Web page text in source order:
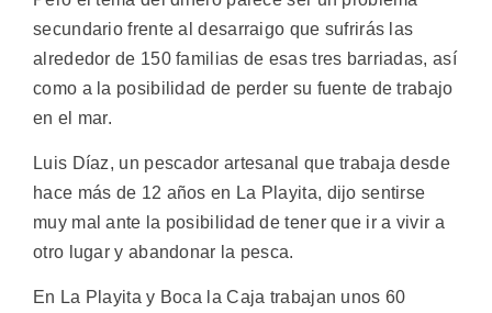
secundario frente al desarraigo que sufrirás las
alrededor de 150 familias de esas tres barriadas, así
como a la posibilidad de perder su fuente de trabajo
en el mar.
Luis Díaz, un pescador artesanal que trabaja desde
hace más de 12 años en La Playita, dijo sentirse
muy mal ante la posibilidad de tener que ir a vivir a
otro lugar y abandonar la pesca.
En La Playita y Boca la Caja trabajan unos 60